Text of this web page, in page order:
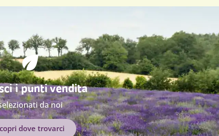
i punti vendita
da noi
dove trovarci